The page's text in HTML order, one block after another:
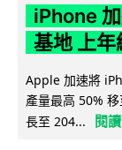
iPhone
基地 上
Apple 加速將
產量最高 50%
長至 204...
閱